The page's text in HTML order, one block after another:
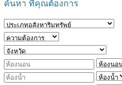
ค้นหา ที่คุณต้องการ